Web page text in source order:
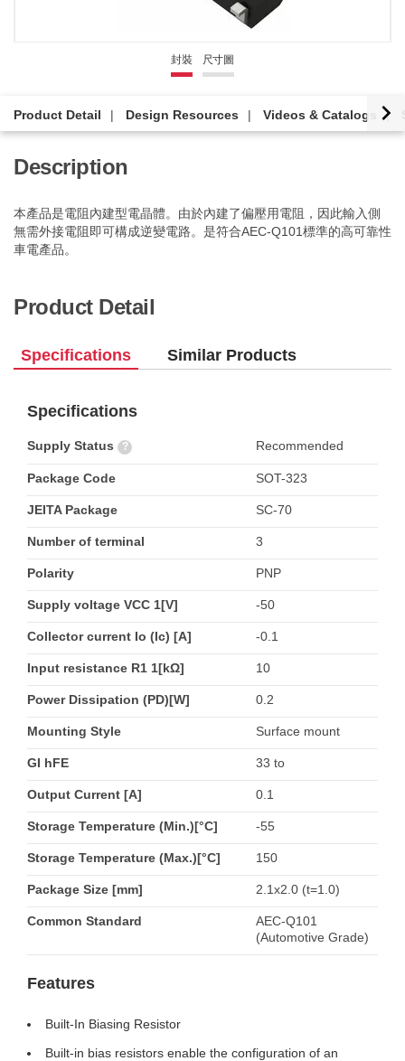
封裝 尺寸圖
Product Detail Design Resources Videos & Catalogs
Description
本產品是電阻內建型電晶體。由於內建了偏壓用電阻，因此輸入側
無需外接電阻即可構成逆變電路。是符合AEC-Q101標準的高可靠性
車電產品。
Product Detail
Specifications Similar Products
Specifications
Supply Status ? Recommended
Package Code SOT-323
JEITA Package SC-70
Number of terminal 3
Polarity PNP
Supply voltage VCC 1[V] -50
Collector current Io (Ic) [A] -0.1
Input resistance R1 1[kΩ] 10
Power Dissipation (PD)[W] 0.2
Mounting Style Surface mount
GI hFE 33 to
Output Current [A] 0.1
Storage Temperature (Min.)[°C] -55
Storage Temperature (Max.)[°C] 150
Package Size [mm] 2.1x2.0 (t=1.0)
Common Standard
AEC-Q101
(Automotive Grade)
Features
Built-In Biasing Resistor
Built-in bias resistors enable the configuration of an